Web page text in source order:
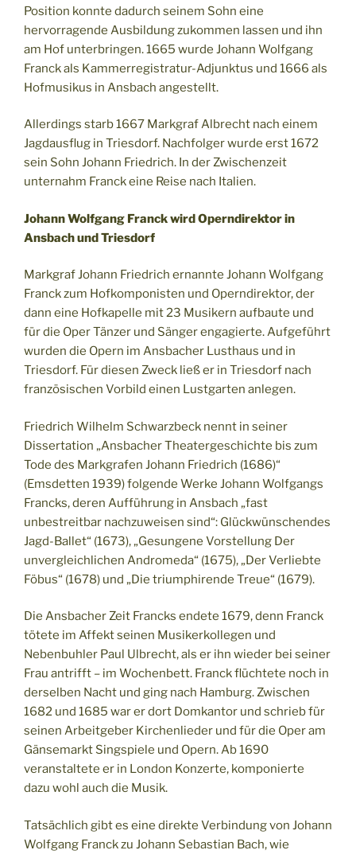
Position konnte dadurch seinem Sohn eine
hervorragende Ausbildung zukommen lassen und ihn
am Hof unterbringen. 1665 wurde Johann Wolfgang
Franck als Kammerregistratur-Adjunktus und 1666 als
Hofmusikus in Ansbach angestellt.
Allerdings starb 1667 Markgraf Albrecht nach einem
Jagdausflug in Triesdorf. Nachfolger wurde erst 1672
sein Sohn Johann Friedrich. In der Zwischenzeit
unternahm Franck eine Reise nach Italien.
Johann Wolfgang Franck wird Operndirektor in
Ansbach und Triesdorf
Markgraf Johann Friedrich ernannte Johann Wolfgang
Franck zum Hofkomponisten und Operndirektor, der
dann eine Hofkapelle mit 23 Musikern aufbaute und
für die Oper Tänzer und Sänger engagierte. Aufgeführt
wurden die Opern im Ansbacher Lusthaus und in
Triesdorf. Für diesen Zweck ließ er in Triesdorf nach
französischen Vorbild einen Lustgarten anlegen.
Friedrich Wilhelm Schwarzbeck nennt in seiner
Dissertation „Ansbacher Theatergeschichte bis zum
Tode des Markgrafen Johann Friedrich (1686)“
(Emsdetten 1939) folgende Werke Johann Wolfgangs
Francks, deren Aufführung in Ansbach „fast
unbestreitbar nachzuweisen sind“: Glückwünschendes
Jagd-Ballet“ (1673), „Gesungene Vorstellung Der
unvergleichlichen Andromeda“ (1675), „Der Verliebte
Föbus“ (1678) und „Die triumphirende Treue“ (1679).
Die Ansbacher Zeit Francks endete 1679, denn Franck
tötete im Affekt seinen Musikerkollegen und
Nebenbuhler Paul Ulbrecht, als er ihn wieder bei seiner
Frau antrifft – im Wochenbett. Franck flüchtete noch in
derselben Nacht und ging nach Hamburg. Zwischen
1682 und 1685 war er dort Domkantor und schrieb für
seinen Arbeitgeber Kirchenlieder und für die Oper am
Gänsemarkt Singspiele und Opern. Ab 1690
veranstaltete er in London Konzerte, komponierte
dazu wohl auch die Musik.
Tatsächlich gibt es eine direkte Verbindung von Johann
Wolfgang Franck zu Johann Sebastian Bach, wie